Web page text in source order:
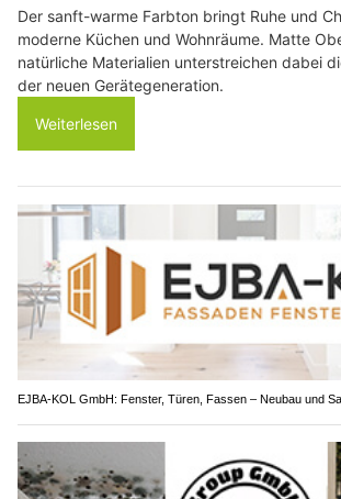
Der sanft-warme Farbton bringt Ruhe und
moderne Küchen und Wohnräume. Matte
natürliche Materialien unterstreichen dabei
der neuen Gerätegeneration.
Weiterlesen
EJBA-KOL GmbH: Fenster, Türen, Fassen – Neubau und